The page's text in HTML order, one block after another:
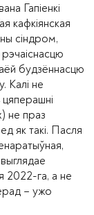
Гапіенкі
кафкіянская
сіндром,
будзённасцю
Калі не
не праз
як такі. Пасля
2022-га, а не
– ужо